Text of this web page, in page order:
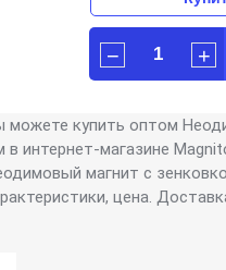
можете купить оптом
в интернет-магазине
магнит с
цена.